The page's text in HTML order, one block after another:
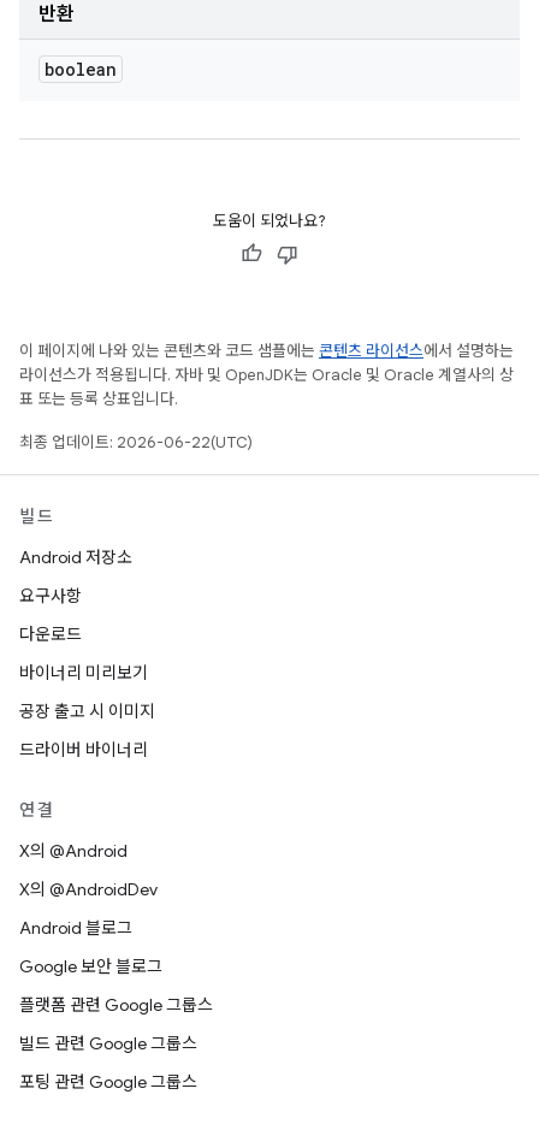
반환
boolean
도움이 되었나요?
이 페이지에 나와 있는 콘텐츠와 코드 샘플에는 콘텐츠 라이선스에서 설명하는
라이선스가 적용됩니다. 자바 및 OpenJDK는 Oracle 및 Oracle 계열사의 상
표 또는 등록 상표입니다.
최종 업데이트: 2026-06-22(UTC)
빌드
Android 저장소
요구사항
다운로드
바이너리 미리보기
공장 출고 시 이미지
드라이버 바이너리
연결
X의 @Android
X의 @AndroidDev
Android 블로그
Google 보안 블로그
플랫폼 관련 Google 그룹스
빌드 관련 Google 그룹스
포팅 관련 Google 그룹스